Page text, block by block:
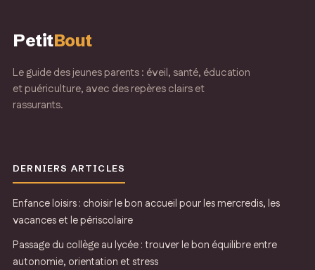
PetitBout
Le guide des jeunes parents : éveil, santé, éducation
et puériculture, avec des repères clairs et
rassurants.
DERNIERS ARTICLES
Enfance loisirs : choisir le bon accueil pour les mercredis, les
vacances et le périscolaire
Passage du collège au lycée : trouver le bon équilibre entre
autonomie, orientation et stress